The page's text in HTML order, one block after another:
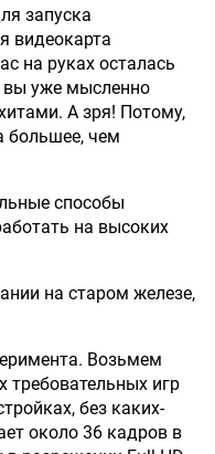
запуска
видеокарта
на руках осталась
вы уже мысленно
А зря! Потому,
большее, чем
способы
на высоких
на старом железе,
Возьмем
требовательных игр
без каких-
около 36 кадров в